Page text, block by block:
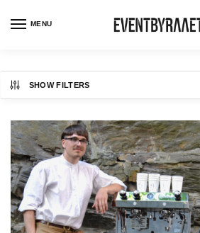
MENU
SHOW FILTERS